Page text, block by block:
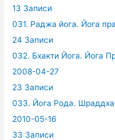
13 Записи
031. Раджа йога. Йога
24 Записи
032. Бхакти Йога. Йога
2008-04-27
23 Записи
033. Йога Рода. Шраддха
2010-05-16
33 Записи